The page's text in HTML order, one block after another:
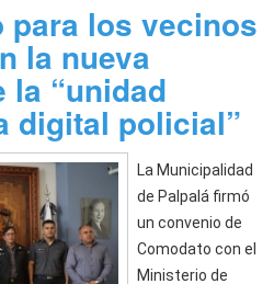
para los vecinos
la nueva
la “unidad
digital policial”
La Municipalidad
de Palpalá firmó
un convenio de
Comodato con el
Ministerio de